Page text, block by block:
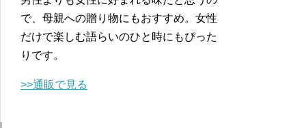
で、母親への贈り物にもおすすめ。女性
だけで楽しむ語らいのひと時にもぴった
りです。
>>通販で見る